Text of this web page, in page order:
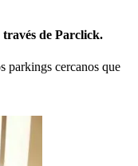
través de Parclick.
parkings cercanos que